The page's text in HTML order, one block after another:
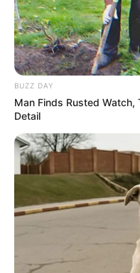
Les résultats dans le
A découvrir cette
BUZZ DAY
Man Finds Rusted Watch,
Detail